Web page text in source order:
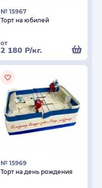
№ 15967
Торт на юбилей
от
2 180 Р/кг.
№ 15969
Торт на день рождения